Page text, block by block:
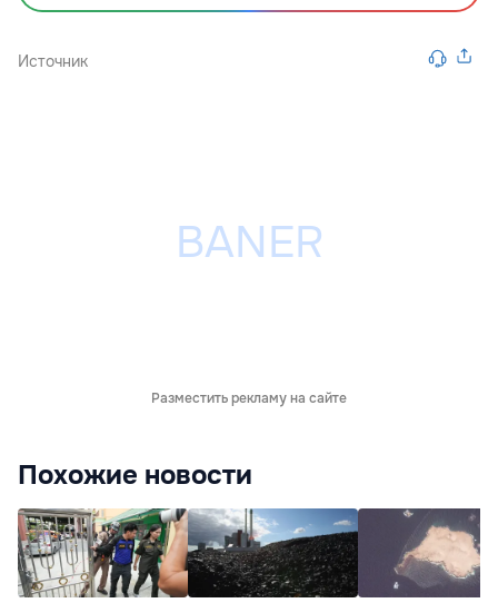
Источник
Разместить рекламу на сайте
Похожие новости